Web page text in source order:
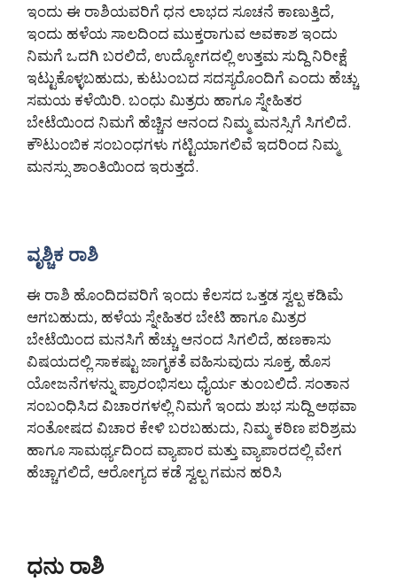
ಇಂದು ಈ ರಾಶಿಯವರಿಗೆ ಧನ ಲಾಭದ ಸೂಚನೆ ಕಾಣುತ್ತಿದೆ,
ಇಂದು ಹಳೆಯ ಸಾಲದಿಂದ ಮುಕ್ತರಾಗುವ ಅವಕಾಶ ಇಂದು
ನಿಮಗೆ ಒದಗಿ ಬರಲಿದೆ, ಉದ್ಯೋಗದಲ್ಲಿ ಉತ್ತಮ ಸುದ್ದಿ ನಿರೀಕ್ಷೆ
ಇಟ್ಟುಕೊಳ್ಳಬಹುದು, ಕುಟುಂಬದ ಸದಸ್ಯರೊಂದಿಗೆ ಎಂದು ಹೆಚ್ಚು
ಸಮಯ ಕಳೆಯಿರಿ. ಬಂಧು ಮಿತ್ರರು ಹಾಗೂ ಸ್ನೇಹಿತರ
ಬೇಟೆಯಿಂದ ನಿಮಗೆ ಹೆಚ್ಚಿನ ಆನಂದ ನಿಮ್ಮ ಮನಸ್ಸಿಗೆ ಸಿಗಲಿದೆ.
ಕೌಟುಂಬಿಕ ಸಂಬಂಧಗಳು ಗಟ್ಟಿಯಾಗಲಿವೆ ಇದರಿಂದ ನಿಮ್ಮ
ಮನಸ್ಸು ಶಾಂತಿಯಿಂದ ಇರುತ್ತದೆ.
ವೃಶ್ಚಿಕ ರಾಶಿ
ಈ ರಾಶಿ ಹೊಂದಿದವರಿಗೆ ಇಂದು ಕೆಲಸದ ಒತ್ತಡ ಸ್ವಲ್ಪ ಕಡಿಮೆ
ಆಗಬಹುದು, ಹಳೆಯ ಸ್ನೇಹಿತರ ಬೇಟಿ ಹಾಗೂ ಮಿತ್ರರ
ಬೇಟೆಯಿಂದ ಮನಸಿಗೆ ಹೆಚ್ಚು ಆನಂದ ಸಿಗಲಿದೆ, ಹಣಕಾಸು
ವಿಷಯದಲ್ಲಿ ಸಾಕಷ್ಟು ಜಾಗೃಕತೆ ವಹಿಸುವುದು ಸೂಕ್ತ, ಹೊಸ
ಯೋಜನೆಗಳನ್ನು ಪ್ರಾರಂಭಿಸಲು ಧೈರ್ಯ ತುಂಬಲಿದೆ. ಸಂತಾನ
ಸಂಬಂಧಿಸಿದ ವಿಚಾರಗಳಲ್ಲಿ ನಿಮಗೆ ಇಂದು ಶುಭ ಸುದ್ದಿ ಅಥವಾ
ಸಂತೋಷದ ವಿಚಾರ ಕೇಳಿ ಬರಬಹುದು, ನಿಮ್ಮ ಕಠಿಣ ಪರಿಶ್ರಮ
ಹಾಗೂ ಸಾಮರ್ಥ್ಯದಿಂದ ವ್ಯಾಪಾರ ಮತ್ತು ವ್ಯಾಪಾರದಲ್ಲಿ ವೇಗ
ಹೆಚ್ಚಾಗಲಿದೆ, ಆರೋಗ್ಯದ ಕಡೆ ಸ್ವಲ್ಪ ಗಮನ ಹರಿಸಿ
ಧನು ರಾಶಿ